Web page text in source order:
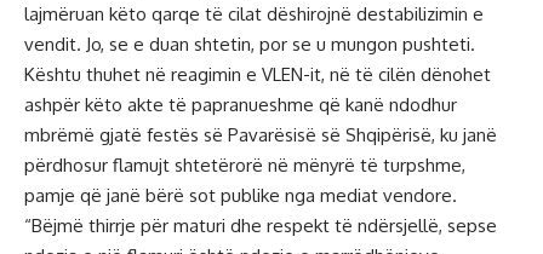
lajmëruan këto qarqe të cilat dëshirojnë destabilizimin e
vendit. Jo, se e duan shtetin, por se u mungon pushteti.
Kështu thuhet në reagimin e VLEN-it, në të cilën dënohet
ashpër këto akte të papranueshme që kanë ndodhur
mbrëmë gjatë festës së Pavarësisë së Shqipërisë, ku janë
përdhosur flamujt shtetërorë në mënyrë të turpshme,
pamje që janë bërë sot publike nga mediat vendore.
“Bëjmë thirrje për maturi dhe respekt të ndërsjellë, sepse